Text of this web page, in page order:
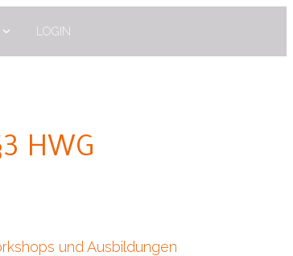
LOGIN
HWG
und Ausbildungen